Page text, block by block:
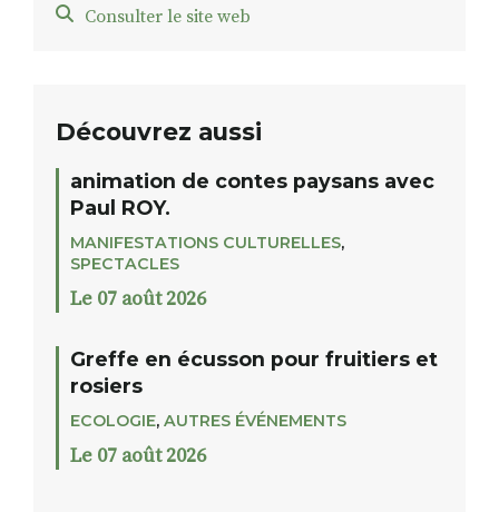
Consulter le site web
Découvrez aussi
animation de contes paysans avec
Paul ROY.
MANIFESTATIONS CULTURELLES,
SPECTACLES
Le 07 août 2026
Greffe en écusson pour fruitiers et
rosiers
ECOLOGIE, AUTRES ÉVÉNEMENTS
Le 07 août 2026